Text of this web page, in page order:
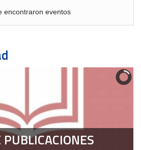
encontraron eventos